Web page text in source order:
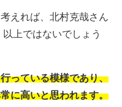
えれば、北村克哉さん
上ではないでしょう
っている模様であり、
に高いと思われます。